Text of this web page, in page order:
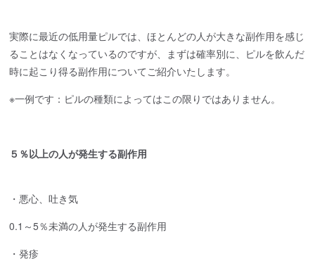
実際に最近の低用量ピルでは、ほとんどの人が大きな副作用を感じ
ることはなくなっているのですが、まずは確率別に、ピルを飲んだ
時に起こり得る副作用についてご紹介いたします。
※一例です：ピルの種類によってはこの限りではありません。
５％以上の人が発生する副作用
・悪心、吐き気
0.1～5％未満の人が発生する副作用
・発疹